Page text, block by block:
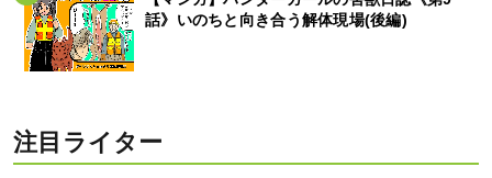
話》いのちと向き合う解体現場(後編)
注目ライター